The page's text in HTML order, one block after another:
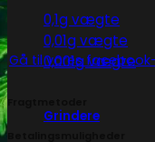
0,1g vægte
0,01g vægte
0,001g vægte
Grindere
Gå til vores